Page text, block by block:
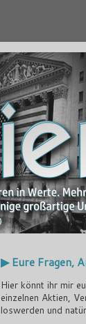
▶ Eure Fragen,
Hier könnt ihr mir
einzelnen Aktien,
loswerden und